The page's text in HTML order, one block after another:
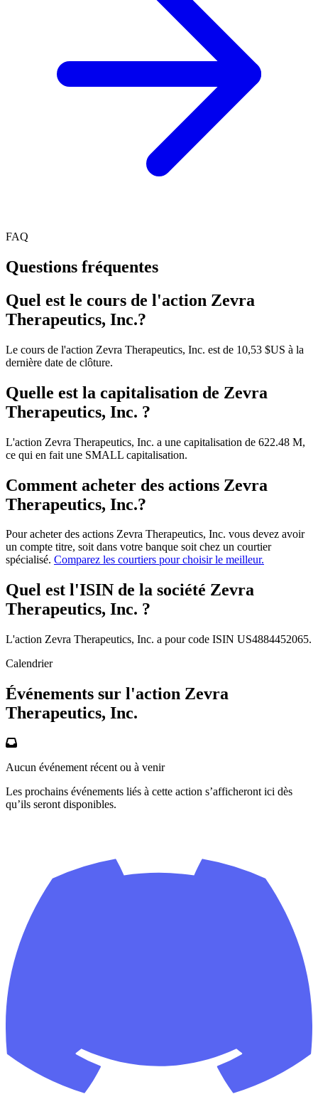
FAQ
Questions fréquentes
Quel est le cours de l'action Zevra
Therapeutics, Inc.?
Le cours de l'action Zevra Therapeutics, Inc. est de 10,53 $US à la
dernière date de clôture.
Quelle est la capitalisation de Zevra
Therapeutics, Inc. ?
L'action Zevra Therapeutics, Inc. a une capitalisation de 622.48 M,
ce qui en fait une SMALL capitalisation.
Comment acheter des actions Zevra
Therapeutics, Inc.?
Pour acheter des actions Zevra Therapeutics, Inc. vous devez avoir
un compte titre, soit dans votre banque soit chez un courtier
spécialisé. Comparez les courtiers pour choisir le meilleur.
Quel est l'ISIN de la société Zevra
Therapeutics, Inc. ?
L'action Zevra Therapeutics, Inc. a pour code ISIN US4884452065.
Calendrier
Événements sur l'action Zevra
Therapeutics, Inc.
Aucun événement récent ou à venir
Les prochains événements liés à cette action s’afficheront ici dès
qu’ils seront disponibles.